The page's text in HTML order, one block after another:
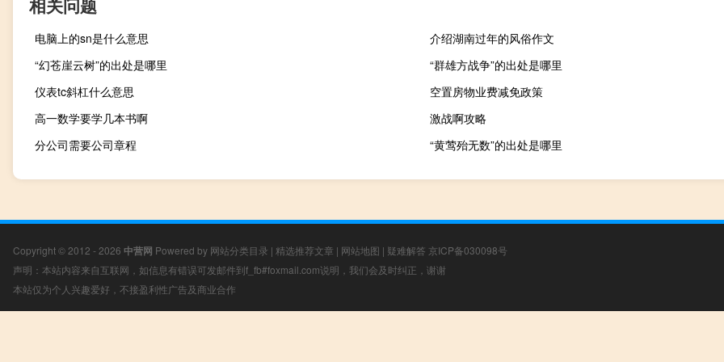
相关问题
电脑上的sn是什么意思
介绍湖南过年的风俗作文
“幻苍崖云树”的出处是哪里
“群雄方战争”的出处是哪里
仪表tc斜杠什么意思
空置房物业费减免政策
高一数学要学几本书啊
激战啊攻略
分公司需要公司章程
“黄莺殆无数”的出处是哪里
Copyright © 2012 - 2026 中营网 Powered by 网站分类目录 | 精选推荐文章 | 网站地图 | 疑难解答 京ICP备030098号
声明：本站内容来自互联网，如信息有错误可发邮件到f_fb#foxmail.com说明，我们会及时纠正，谢谢
本站仅为个人兴趣爱好，不接盈利性广告及商业合作